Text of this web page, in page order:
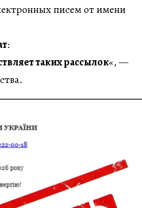
писем от имени
:
таких рассылок«, —